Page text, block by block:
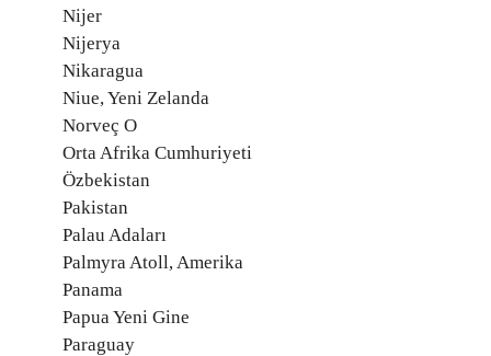
Nijer
Nijerya
Nikaragua
Niue, Yeni Zelanda
Norveç O
Orta Afrika Cumhuriyeti
Özbekistan
Pakistan
Palau Adaları
Palmyra Atoll, Amerika
Panama
Papua Yeni Gine
Paraguay